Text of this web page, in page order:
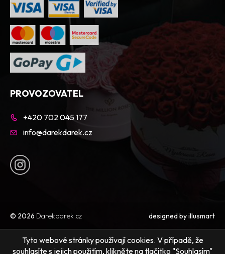
PROVOZOVATEL
+420 702 045 177
info@darekdarek.cz
© 2026 Darekdarek.cz designed byillusmart
Tyto webové stránky používají cookies. V případě, že
souhlasíte s jejich použitím, klikněte na tlačítko "Souhlasím"